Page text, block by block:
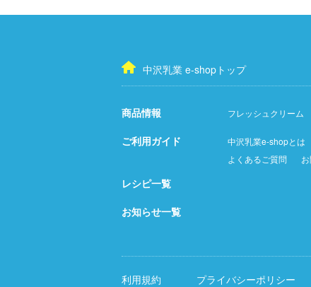
中沢乳業 e-shopトップ
商品情報 フレッシュクリーム
ご利用ガイド 中沢乳業e-shopとは
よくあるご質問
レシピ一覧
お知らせ一覧
利用規約 プライバシーポリシー